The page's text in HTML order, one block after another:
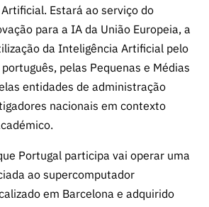
Estará ao serviço do
para a IA da União Europeia, a
da Inteligência Artificial pelo
pelas Pequenas e Médias
entidades de administração
nacionais em contexto
Portugal participa vai operar uma
ao supercomputador
em Barcelona e adquirido